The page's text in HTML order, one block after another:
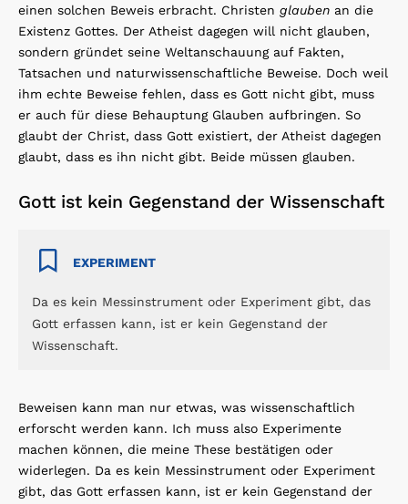
einen solchen Beweis erbracht. Christen glauben an die
Existenz Gottes. Der Atheist dagegen will nicht glauben,
sondern gründet seine Weltanschauung auf Fakten,
Tatsachen und naturwissenschaftliche Beweise. Doch weil
ihm echte Beweise fehlen, dass es Gott nicht gibt, muss
er auch für diese Behauptung Glauben aufbringen. So
glaubt der Christ, dass Gott existiert, der Atheist dagegen
glaubt, dass es ihn nicht gibt. Beide müssen glauben.
Gott ist kein Gegenstand der Wissenschaft
EXPERIMENT
Da es kein Messinstrument oder Experiment gibt, das
Gott erfassen kann, ist er kein Gegenstand der
Wissenschaft.
Beweisen kann man nur etwas, was wissenschaftlich
erforscht werden kann. Ich muss also Experimente
machen können, die meine These bestätigen oder
widerlegen. Da es kein Messinstrument oder Experiment
gibt, das Gott erfassen kann, ist er kein Gegenstand der